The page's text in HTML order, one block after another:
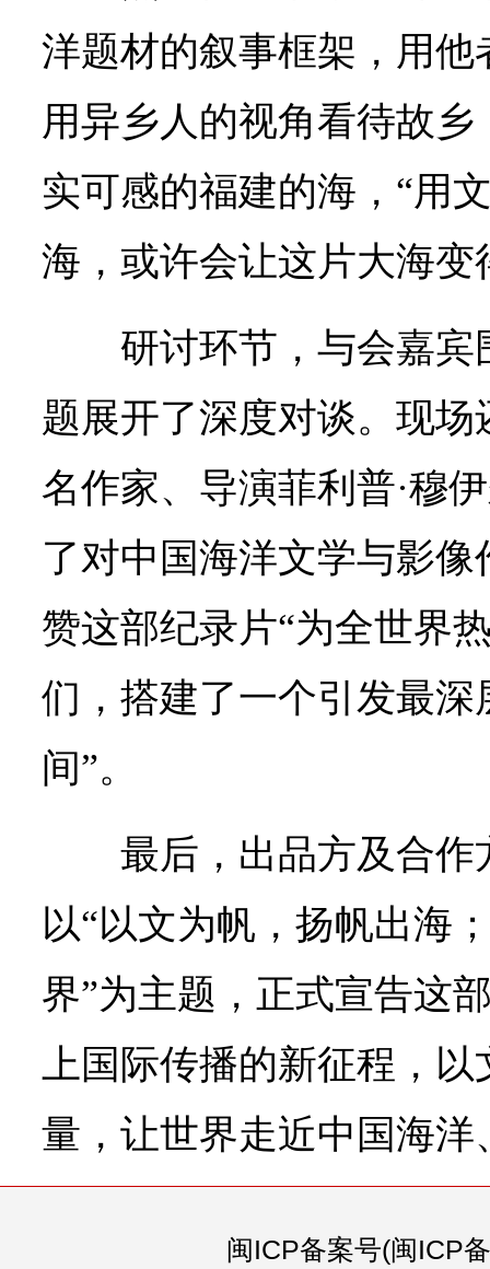
洋题材的叙事框架，用
用异乡人的视角看待故
实可感的福建的海，“用
海，或许会让这片大海变
研讨环节，与会嘉宾
题展开了深度对谈。现
名作家、导演菲利普·穆
了对中国海洋文学与影
赞这部纪录片“为全世界
们，搭建了一个引发最
间”。
最后，出品方及合
以“以文为帆，扬帆出海
界”为主题，正式宣告这
上国际传播的新征程，
量，让世界走近中国海
闽ICP备案号(闽ICP